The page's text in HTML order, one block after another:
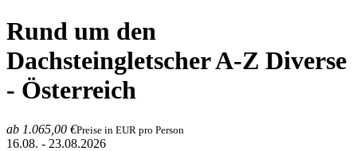
Rund um den
DachsteingletscherA-Z Diverse
- Österreich
ab 1.065,00 €Preise in EUR pro Person
16.08. - 23.08.2026